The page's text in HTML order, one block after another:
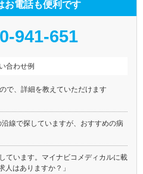
お電話も便利です
941-651
合わせ例
で、詳細を教えていただけます
線で探していますが、おすすめの病
ています。マイナビコメディカルに載
人はありますか？」